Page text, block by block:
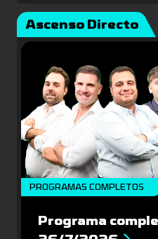
Ascenso Directo
PROGRAMAS COMPLETOS
Programa